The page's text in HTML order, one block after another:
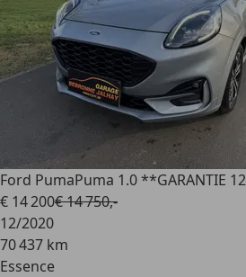
Ford PumaPuma 1.0 **GARANTIE
€ 14 200€ 14 750,-
12/2020
70 437 km
Essence